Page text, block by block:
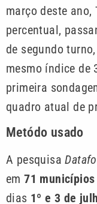
março deste
percentual,
de segundo
mesmo índice de
primeira
quadro atual de
Metódo usado
A pesquisa
em71 municípios
dias 1º e 3 de